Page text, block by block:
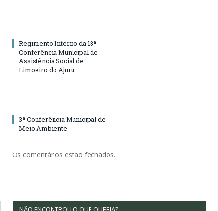
Regimento Interno da 13ª
Conferência Municipal de
Assistência Social de
Limoeiro do Ajuru
3ª Conferência Municipal de
Meio Ambiente
Os comentários estão fechados.
NÃO ENCONTROU O QUE QUERIA?